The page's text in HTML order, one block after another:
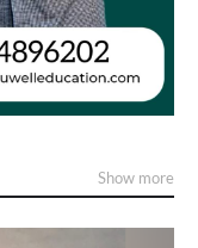
Show more